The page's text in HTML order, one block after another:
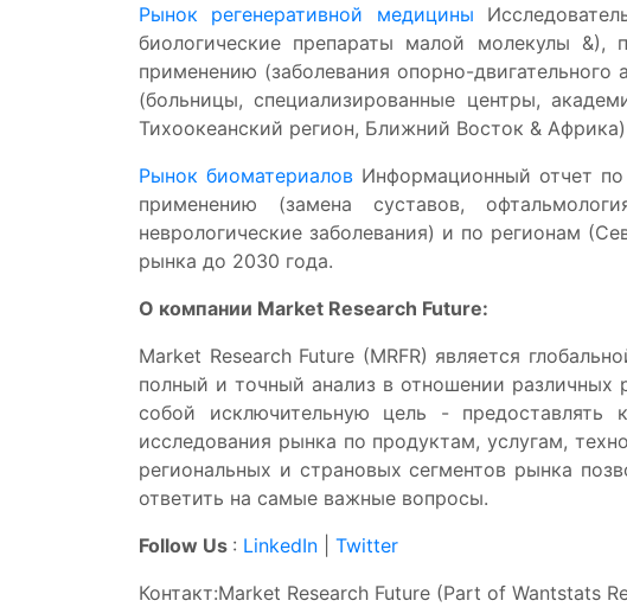
Рынок регенеративной медицины
биологические препараты малой молекулы &),
применению (заболевания опорно-двигательного
(больницы, специализированные центры,
Тихоокеанский регион, Ближний Восток &
Рынок биоматериалов Информационный отчет
применению (замена суставов,
неврологические заболевания) и по регионам
рынка до 2030 года.
О компании Market Research Future:
Market Research Future (MRFR) является
полный и точный анализ в отношении различных
собой исключительную цель - предоставлять
исследования рынка по продуктам, услугам,
региональных и страновых сегментов рынка
ответить на самые важные вопросы.
Follow Us : LinkedIn
Twitter
Контакт:Market Research Future (Part of Wantstats